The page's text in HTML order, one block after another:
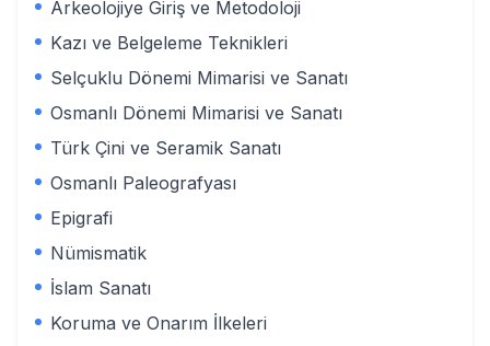
Arkeolojiye Giriş ve Metodoloji
Kazı ve Belgeleme Teknikleri
Selçuklu Dönemi Mimarisi ve Sanatı
Osmanlı Dönemi Mimarisi ve Sanatı
Türk Çini ve Seramik Sanatı
Osmanlı Paleografyası
Epigrafi
Nümismatik
İslam Sanatı
Koruma ve Onarım İlkeleri